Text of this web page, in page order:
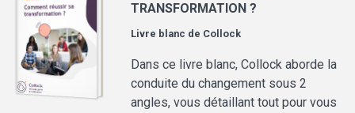
TRANSFORMATION ?
Livre blanc de Collock
Dans ce livre blanc, Collock aborde la
conduite du changement sous 2
angles, vous détaillant tout pour vous